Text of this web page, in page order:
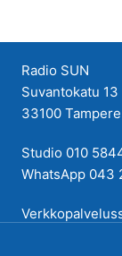
Radio SUN
Suvantokatu 13
33100 Tampere
Studio 010
WhatsApp 043